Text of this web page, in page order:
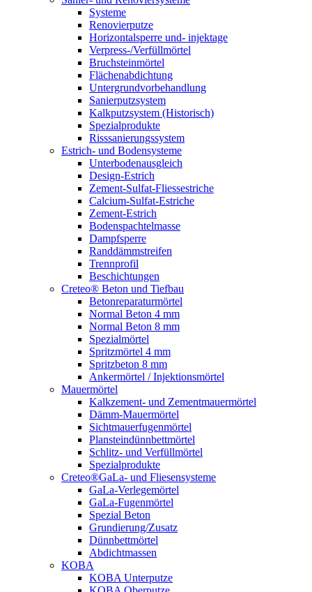
Systeme
Renovierputze
Horizontalsperre und- injektage
Verpress-/Verfüllmörtel
Bruchsteinmörtel
Flächenabdichtung
Untergrundvorbehandlung
Sanierputzsystem
Kalkputzsystem (Historisch)
Spezialprodukte
Risssanierungssystem
Estrich- und Bodensysteme
Unterbodenausgleich
Design-Estrich
Zement-Sulfat-Fliessestriche
Calcium-Sulfat-Estriche
Zement-Estrich
Bodenspachtelmasse
Dampfsperre
Randdämmstreifen
Trennprofil
Beschichtungen
Creteo® Beton und Tiefbau
Betonreparaturmörtel
Normal Beton 4 mm
Normal Beton 8 mm
Spezialmörtel
Spritzmörtel 4 mm
Spritzbeton 8 mm
Ankermörtel / Injektionsmörtel
Mauermörtel
Kalkzement- und Zementmauermörtel
Dämm-Mauermörtel
Sichtmauerfugenmörtel
Plansteindünnbettmörtel
Schlitz- und Verfüllmörtel
Spezialprodukte
Creteo®GaLa- und Fliesensysteme
GaLa-Verlegemörtel
GaLa-Fugenmörtel
Spezial Beton
Grundierung/Zusatz
Dünnbettmörtel
Abdichtmassen
KOBA
KOBA Unterputze